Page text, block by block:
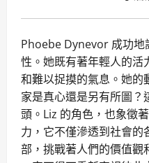
Phoebe Dynevor 成功地
性。她既有著年輕人的活
和難以捉摸的氣息。她
家是真心還是另有所圖
頭。Liz 的角色，也象徵
力，它不僅滲透到社會的
部，挑戰著人們的價值